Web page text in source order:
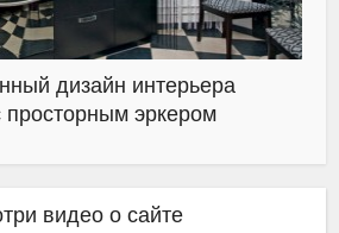
дизайн интерьера
просторным эркером
видео о сайте